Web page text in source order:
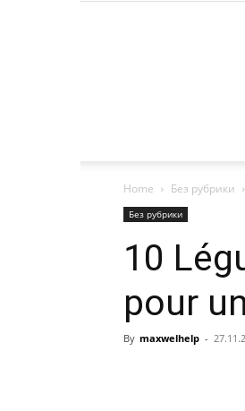
Home Без рубрики
Без рубрики
10
pour
By maxwelhelp -